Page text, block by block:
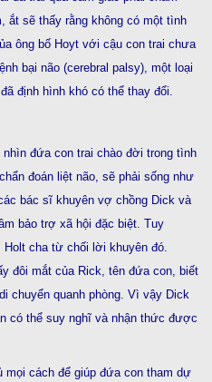
ắt sẽ thấy rằng không có một tình
ông bố Hoyt với cậu con trai chưa
bại não (cerebral palsy), một loại
định hình khó có thể thay đổi.
nhìn đứa con trai chào đời trong tình
đoán liệt não, sẽ phải sống như
bác sĩ khuyên vợ chồng Dick và
bảo trợ xã hội đặc biệt. Tuy
cha từ chối lời khuyên đó.
đôi mắt của Rick, tên đứa con, biết
chuyển quanh phòng. Vì vậy Dick
có thể suy nghĩ và nhận thức được
mọi cách để giúp đứa con tham dự